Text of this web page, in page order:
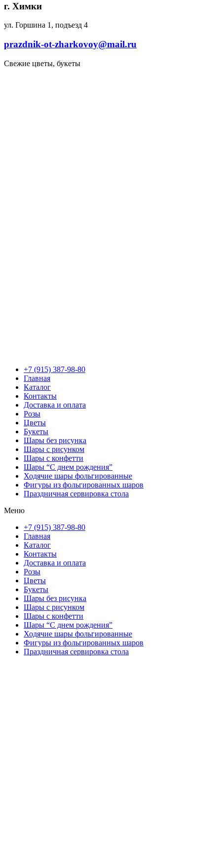
г. Химки
ул. Горшина 1, подъезд 4
prazdnik-ot-zharkovoy@mail.ru
Свежие цветы, букеты
+7 (915) 387-98-80
Главная
Каталог
Контакты
Доставка и оплата
Розы
Цветы
Букеты
Шары без рисунка
Шары с рисунком
Шары с конфетти
Шары “С днем рождения”
Ходячие шары фольгированные
Фигуры из фольгированных шаров
Праздничная сервировка стола
Меню
+7 (915) 387-98-80
Главная
Каталог
Контакты
Доставка и оплата
Розы
Цветы
Букеты
Шары без рисунка
Шары с рисунком
Шары с конфетти
Шары “С днем рождения”
Ходячие шары фольгированные
Фигуры из фольгированных шаров
Праздничная сервировка стола